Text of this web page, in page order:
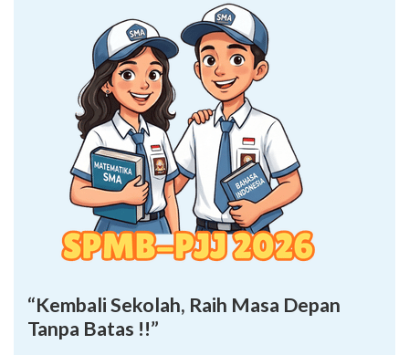
“Kembali Sekolah, Raih Masa Depan
Tanpa Batas !!”